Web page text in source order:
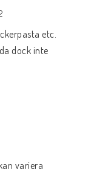
etc.
dock inte
variera